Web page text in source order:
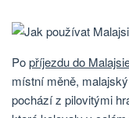
Popříjezdu do
místní měně, malajský
pochází z pilovitými